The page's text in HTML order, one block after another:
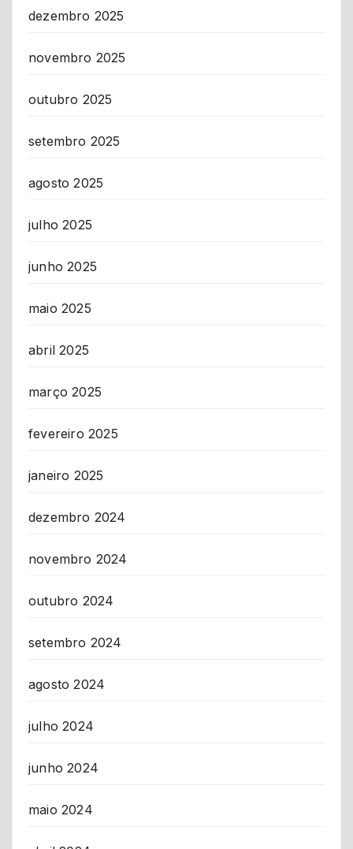
dezembro 2025
novembro 2025
outubro 2025
setembro 2025
agosto 2025
julho 2025
junho 2025
maio 2025
abril 2025
março 2025
fevereiro 2025
janeiro 2025
dezembro 2024
novembro 2024
outubro 2024
setembro 2024
agosto 2024
julho 2024
junho 2024
maio 2024